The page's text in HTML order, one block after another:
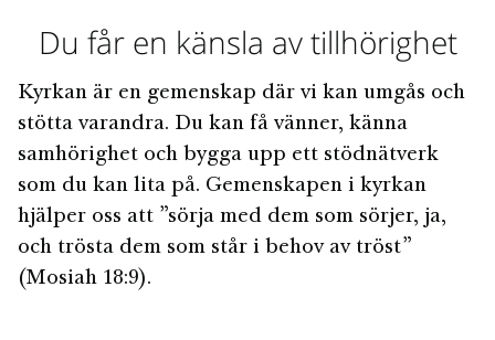
Du får en känsla av tillhörighet
Kyrkan är en gemenskap där vi kan umgås och
stötta varandra. Du kan få vänner, känna
samhörighet och bygga upp ett stödnätverk
som du kan lita på. Gemenskapen i kyrkan
hjälper oss att ”sörja med dem som sörjer, ja,
och trösta dem som står i behov av tröst”
(Mosiah 18:9).